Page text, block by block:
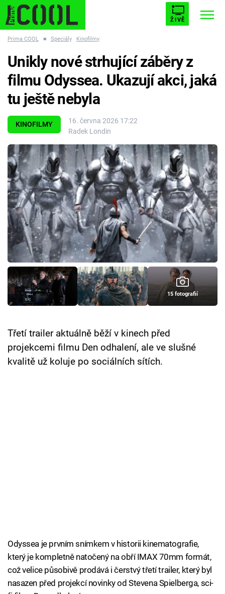
ŽIVĚ
ESCAPE PLNEJ KOTEL AVENGERS 5
Témata
Filmy
Seriály
Hry
Cool Esport
Pořady
TV Program
Prima COOL ■ Speciály Kinofilmy
KINOFILMY
16. června 2026 17:22
Radek Londin
Unikly nové strhující záběry z
filmu Odyssea. Ukazují akci, jaká
tu ještě nebyla
15 fotografií
Třetí trailer aktuálně běží v kinech před
projekcemi filmu Den odhalení, ale ve slušné
kvalitě už koluje po sociálních sítích.
Odyssea je prvním snímkem v historii kinematografie,
který je kompletně natočený na obří IMAX 70mm formát,
což velice působivě prodává i čerstvý třetí trailer, který byl
nasazen před projekcí novinky od Stevena Spielberga, sci-